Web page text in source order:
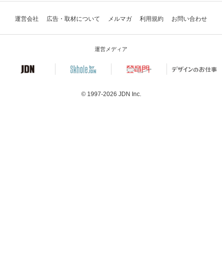
運営会社 広告・取材について メルマガ 利用規約 お問い合わせ
運営メディア
© 1997-2026 JDN Inc.